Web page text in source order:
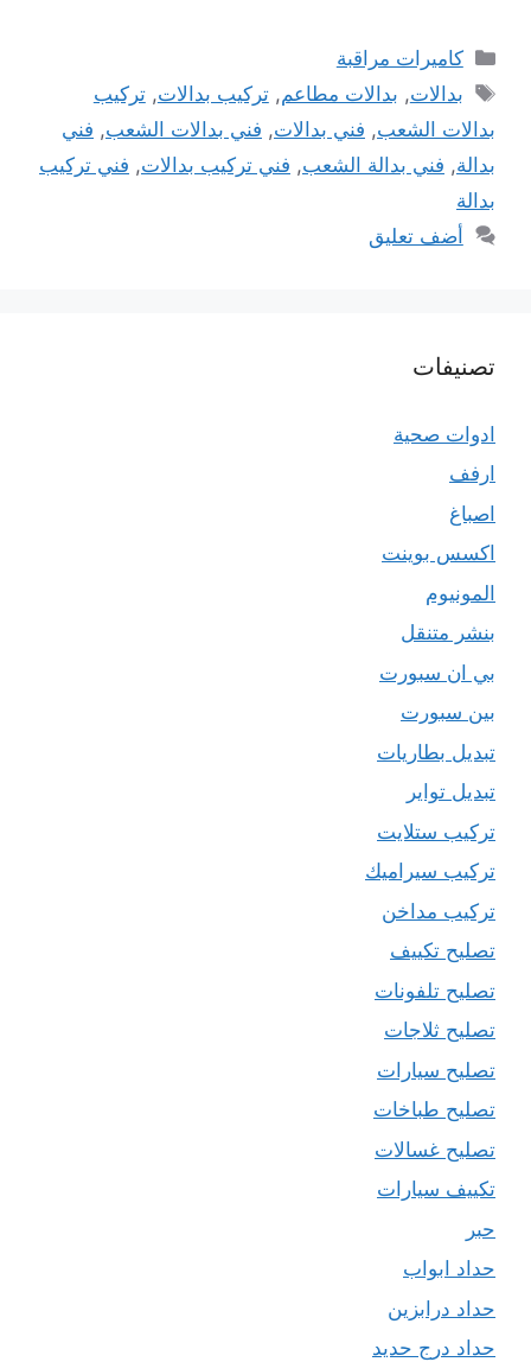
التصنيفات
كاميرات مراقبة
الوسوم
بدالات, بدالات مطاعم,تركيب بدالات,تركيب
بدالات الشعب, فني بدالات, فني بدالات الشعب, فني
بدالة, فني بدالة الشعب, فني تركيب بدالات, فني تركيب
بدالة
أضف تعليق
تصنيفات
ادوات صحية
ارفف
اصباغ
اكسس بوينت
المونيوم
بنشر متنقل
بي ان سبورت
بين سبورت
تبديل بطاريات
تبديل تواير
تركيب ستلايت
تركيب سيراميك
تركيب مداخن
تصليح تكييف
تصليح تلفونات
تصليح ثلاجات
تصليح سيارات
تصليح طباخات
تصليح غسالات
تكييف سيارات
حبر
حداد ابواب
حداد درابزين
حداد درج حديد